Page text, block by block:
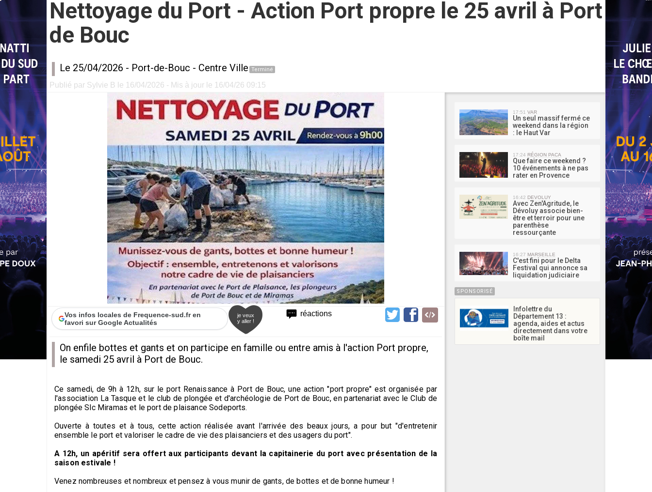
Nettoyage du Port - Action Port propre le 25 avril à Port
de Bouc
Le 25/04/2026 - Port-de-Bouc - Centre Ville Terminé
Publié par Sylvie B le 16/04/2026 - Mis à jour le 16/04/26 09:15
réactions
Vos infos locales de Frequence-sud.fr en
favori sur Google Actualités
je veux
y aller !
On enfile bottes et gants et on participe en famille ou entre amis à l'action Port propre,
le samedi 25 avril à Port de Bouc.
Ce samedi, de 9h à 12h, sur le port Renaissance à Port de Bouc, une action "port propre" est organisée par
l'association La Tasque et le club de plongée et d'archéologie de Port de Bouc, en partenariat avec le Club de
plongée Slc Miramas et le port de plaisance Sodeports.
Ouverte à toutes et à tous, cette action réalisée avant l'arrivée des beaux jours, a pour but "d'entretenir
ensemble le port et valoriser le cadre de vie des plaisanciers et des usagers du port".
A 12h, un apéritif sera offert aux participants devant la capitainerie du port avec présentation de la
saison estivale !
Venez nombreuses et nombreux et pensez à vous munir de gants, de bottes et de bonne humeur !
17:51 VAR
Un seul massif fermé ce
weekend dans la région
: le Haut Var
17:24 RÉGION PACA
Que faire ce weekend ?
10 événements à ne pas
rater en Provence
16:42 DEVOLUY
Avec Zen'Agritude, le
Dévoluy associe bien-
être et terroir pour une
parenthèse
ressourçante
16:27 MARSEILLE
C'est fini pour le Delta
Festival qui annonce sa
liquidation judiciaire
SPONSORISÉ
Infolettre du
Département 13 :
agenda, aides et actus
directement dans votre
boîte mail